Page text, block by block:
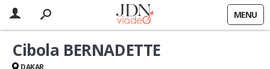
MENU
Cibola BERNADETTE
DAKAR